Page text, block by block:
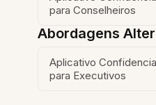
para Conselheiros
Abordagens
Aplicativo
para Executivos